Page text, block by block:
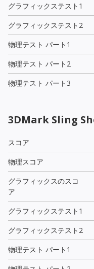
グラフィックステスト1
グラフィックステスト2
物理テスト パート1
物理テスト パート2
物理テスト パート3
3DMark Sling
スコア
物理スコア
グラフィックスのスコ
ア
グラフィックステスト1
グラフィックステスト2
物理テスト パート1